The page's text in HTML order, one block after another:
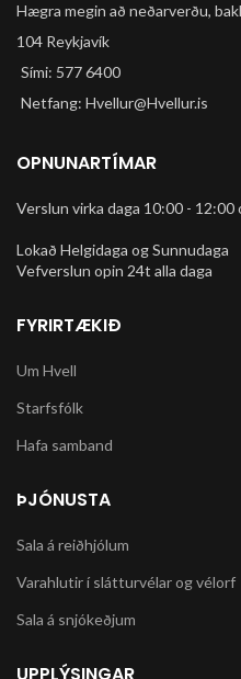
Hægra megin að neðarverðu,
104 Reykjavík
Sími: 577 6400
Netfang: Hvellur@Hvellur.is
OPNUNARTÍMAR
Verslun virka daga 10:00 - 12:00
Lokað Helgidaga og Sunnudaga
Vefverslun opin 24t alla daga
FYRIRTÆKIÐ
Um Hvell
Starfsfólk
Hafa samband
ÞJÓNUSTA
Sala á reiðhjólum
Varahlutir í slátturvélar og vélorf
Sala á snjókeðjum